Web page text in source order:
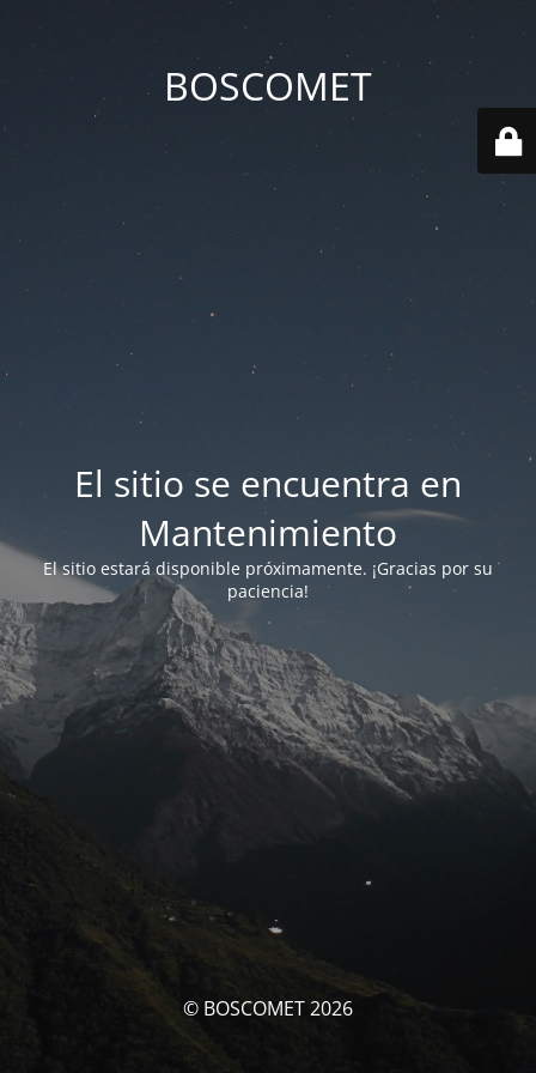
BOSCOMET
El sitio se encuentra en
Mantenimiento
El sitio estará disponible próximamente. ¡Gracias por su
paciencia!
© BOSCOMET 2026